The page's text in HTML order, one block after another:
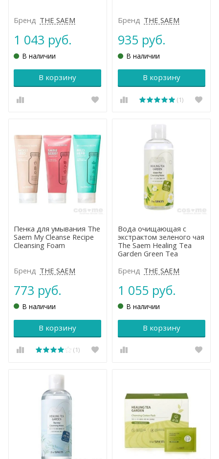
Бренд THE SAEM
1 043 руб.
В наличии
В корзину
Бренд THE SAEM
935 руб.
В наличии
В корзину
(1)
Пенка для умывания The
Saem My Cleanse Recipe
Cleansing Foam
Бренд THE SAEM
773 руб.
В наличии
В корзину
(1)
Вода очищающая с
экстрактом зеленого чая
The Saem Healing Tea
Garden Green Tea
Бренд THE SAEM
1 055 руб.
В наличии
В корзину